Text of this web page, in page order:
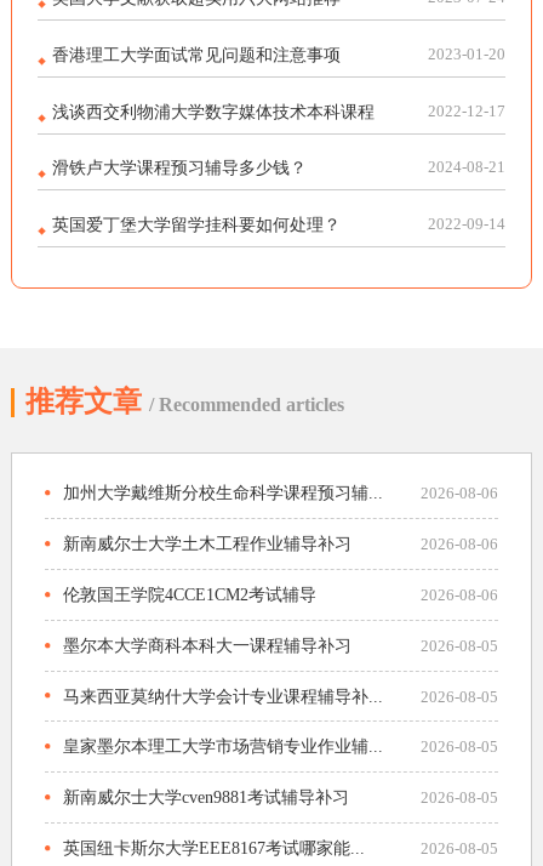
香港理工大学面试常见问题和注意事项 2023-01-20
浅谈西交利物浦大学数字媒体技术本科课程 2022-12-17
滑铁卢大学课程预习辅导多少钱？ 2024-08-21
英国爱丁堡大学留学挂科要如何处理？ 2022-09-14
推荐文章 / Recommended articles
加州大学戴维斯分校生命科学课程预习辅... 2026-08-06
新南威尔士大学土木工程作业辅导补习 2026-08-06
伦敦国王学院4CCE1CM2考试辅导 2026-08-06
墨尔本大学商科本科大一课程辅导补习 2026-08-05
马来西亚莫纳什大学会计专业课程辅导补... 2026-08-05
皇家墨尔本理工大学市场营销专业作业辅... 2026-08-05
新南威尔士大学cven9881考试辅导补习 2026-08-05
英国纽卡斯尔大学EEE8167考试哪家能... 2026-08-05